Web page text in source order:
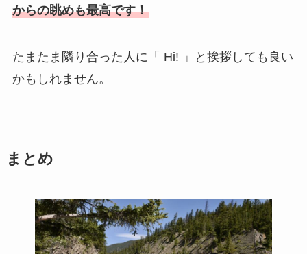
からの眺めも最高です！
たまたま隣り合った人に「 Hi! 」と挨拶しても良い
かもしれません。
まとめ